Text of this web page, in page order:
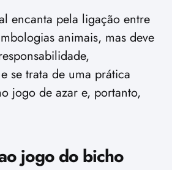
encanta pela ligação entre
animais, mas deve
se trata de uma prática
jogo de azar e, portanto,
jogo do bicho